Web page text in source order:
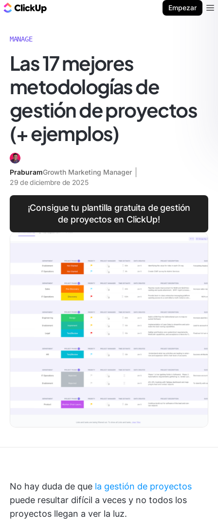
Empezar
MANAGE
Las 17 mejores
metodologías de
gestión de proyectos
(+ ejemplos)
PraburamGrowth Marketing Manager
29 de diciembre de 2025
¡Consigue tu plantilla gratuita de gestión
de proyectos en ClickUp!
No hay duda de que la gestión de proyectos
puede resultar difícil a veces y no todos los
proyectos llegan a ver la luz.